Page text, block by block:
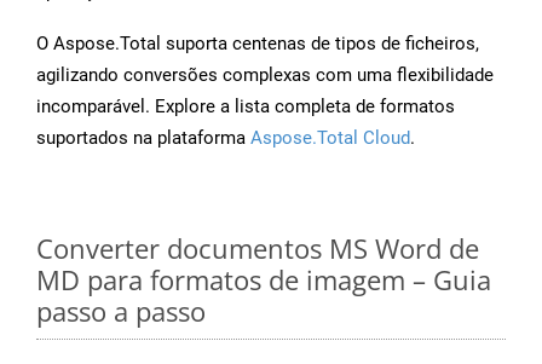
O Aspose.Total suporta centenas de tipos de ficheiros,
agilizando conversões complexas com uma flexibilidade
incomparável. Explore a lista completa de formatos
suportados na plataforma Aspose.Total Cloud.
Converter documentos MS Word de
MD para formatos de imagem – Guia
passo a passo